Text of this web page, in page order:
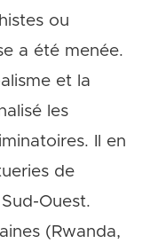
ou
a été menée.
et la
les
Il en
de
Ouest.
(Rwanda,